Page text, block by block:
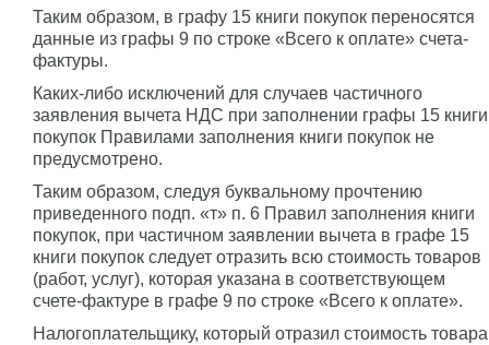
Таким образом, в графу 15 книги покупок переносятся
данные из графы 9 по строке «Всего к оплате» счета-
фактуры.
Каких-либо исключений для случаев частичного
заявления вычета НДС при заполнении графы 15 книги
покупок Правилами заполнения книги покупок не
предусмотрено.
Таким образом, следуя буквальному прочтению
приведенного подп. «т» п. 6 Правил заполнения книги
покупок, при частичном заявлении вычета в графе 15
книги покупок следует отразить всю стоимость товаров
(работ, услуг), которая указана в соответствующем
счете-фактуре в графе 9 по строке «Всего к оплате».
Налогоплательщику, который отразил стоимость товара